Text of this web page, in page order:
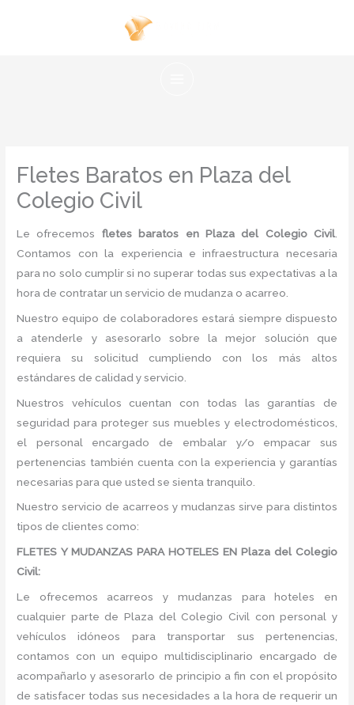
Fletes Baratos en Plaza del
Colegio Civil
Le ofrecemos fletes baratos en Plaza del Colegio Civil.
Contamos con la experiencia e infraestructura necesaria
para no solo cumplir si no superar todas sus expectativas a la
hora de contratar un servicio de mudanza o acarreo.
Nuestro equipo de colaboradores estará siempre dispuesto
a atenderle y asesorarlo sobre la mejor solución que
requiera su solicitud cumpliendo con los más altos
estándares de calidad y servicio.
Nuestros vehículos cuentan con todas las garantías de
seguridad para proteger sus muebles y electrodomésticos,
el personal encargado de embalar y/o empacar sus
pertenencias también cuenta con la experiencia y garantías
necesarias para que usted se sienta tranquilo.
Nuestro servicio de acarreos y mudanzas sirve para distintos
tipos de clientes como:
FLETES Y MUDANZAS PARA HOTELES EN Plaza del Colegio
Civil:
Le ofrecemos acarreos y mudanzas para hoteles en
cualquier parte de Plaza del Colegio Civil con personal y
vehículos idóneos para transportar sus pertenencias,
contamos con un equipo multidisciplinario encargado de
acompañarlo y asesorarlo de principio a fin con el propósito
de satisfacer todas sus necesidades a la hora de requerir un